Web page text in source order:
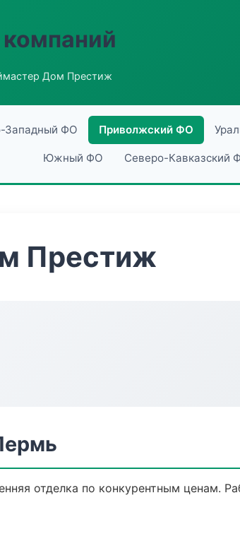
Дом Престиж
Западный ФО Приволжский ФО
Южный ФО Северо-Кавказский
Престиж
отделка по конкурентным ценам.